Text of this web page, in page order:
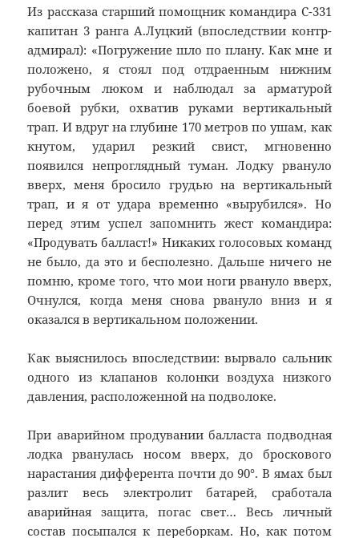
Из рассказа старший помощник командира С-331
капитан 3 ранга А.Луцкий (впоследствии контр-
адмирал): «Погружение шло по плану. Как мне и
положено, я стоял под отдраенным нижним
рубочным люком и наблюдал за арматурой
боевой рубки, охватив руками вертикальный
трап. И вдруг на глубине 170 метров по ушам, как
кнутом, ударил резкий свист, мгновенно
появился непроглядный туман. Лодку рвануло
вверх, меня бросило грудью на вертикальный
трап, и я от удара временно «вырубился». Но
перед этим успел запомнить жест командира:
«Продувать балласт!» Никаких голосовых команд
не было, да это и бесполезно. Дальше ничего не
помню, кроме того, что мои ноги рвануло вверх,
Очнулся, когда меня снова рвануло вниз и я
оказался в вертикальном положении.
Как выяснилось впоследствии: вырвало сальник
одного из клапанов колонки воздуха низкого
давления, расположенной на подволоке.
При аварийном продувании балласта подводная
лодка рванулась носом вверх, до броскового
нарастания дифферента почти до 90°. В ямах был
разлит весь электролит батарей, сработала
аварийная защита, погас свет… Весь личный
состав посыпался к переборкам. Но, как потом